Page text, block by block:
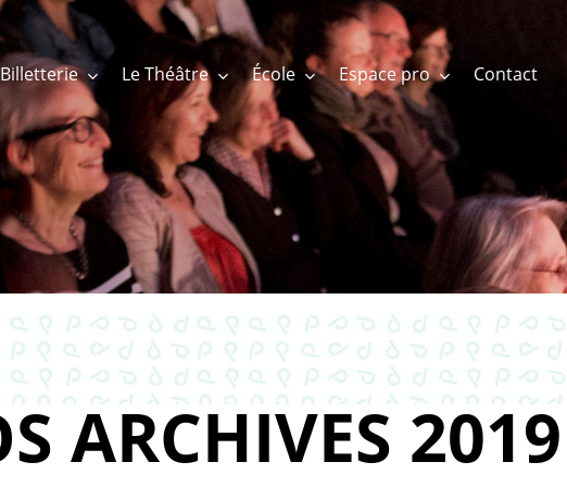
Billetterie Le Théâtre École Espace pro Contact
ARCHIVES 2019